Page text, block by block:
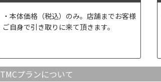
本体価格（税込）のみ。店舗までお客様
ご自身で引き取りに来て頂きます。
TMCプランについて